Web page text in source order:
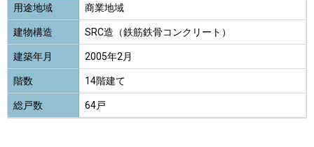
用途地域 商業地域
建物構造 SRC造（鉄筋鉄骨コンクリート）
建築年月 2005年2月
階数 14階建て
総戸数 64戸